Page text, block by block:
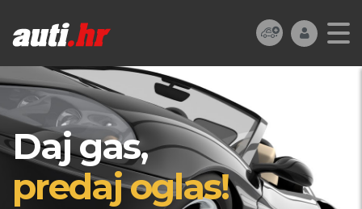
Daj gas,
predaj oglas!